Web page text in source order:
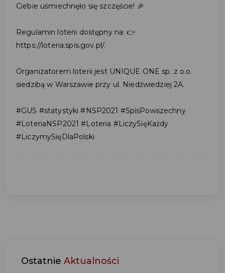
Ciebie uśmiechnęło się szczęście! 🎉
Regulamin loterii dostępny na: 👉
https://loteria.spis.gov.pl/.
Organizatorem loterii jest UNIQUE ONE sp. z o.o.
siedzibą w Warszawie przy ul. Niedźwiedziej 2A.
#GUS #statystyki #NSP2021 #SpisPowszechny
#LoteriaNSP2021 #Loteria #LiczySięKażdy
#LiczymySięDlaPolski
Ostatnie Aktualności